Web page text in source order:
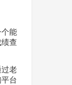
能
查
老
台